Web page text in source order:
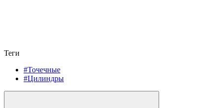
Теги
#Точечные
#Цилиндры